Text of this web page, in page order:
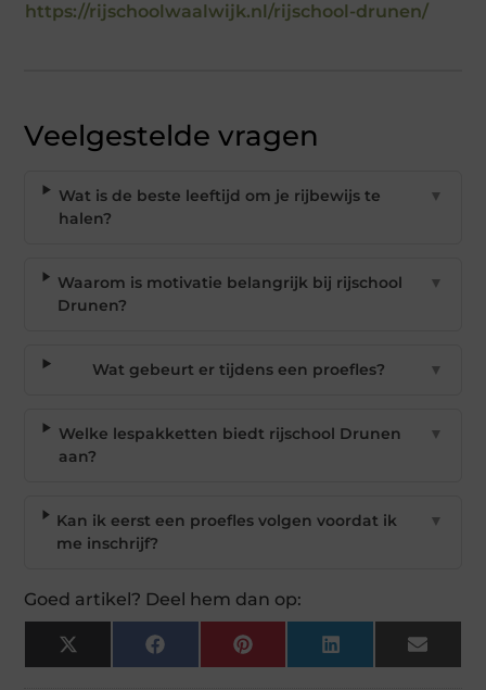
https://rijschoolwaalwijk.nl/rijschool-drunen/
Veelgestelde vragen
Wat is de beste leeftijd om je rijbewijs te
halen?
▼
Waarom is motivatie belangrijk bij rijschool
Drunen?
▼
Wat gebeurt er tijdens een proefles? ▼
Welke lespakketten biedt rijschool Drunen
aan?
▼
Kan ik eerst een proefles volgen voordat ik
me inschrijf?
▼
Goed artikel? Deel hem dan op:
X
(Twitter)
Facebook Pinterest LinkedIn Email